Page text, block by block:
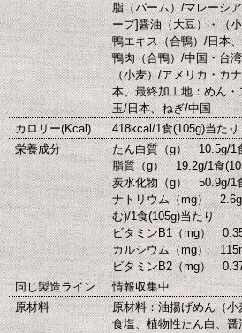
脂（パーム）/マレーシ
ープ]醤油（大豆）・（
鴨エキス（合鴨）/日本
鴨肉（合鴨）/中国・台
（小麦）/アメリカ・カ
本、最終加工地：めん
玉/日本、ねぎ/中国
カロリー(Kcal)
418kcal/1食(105g)当たり
栄養成分
たん白質（g） 10.5g/1
脂質（g） 19.2g/1食
炭水化物（g） 50.9g/1
ナトリウム（mg）
む)/1食(105g)当たり
ビタミンB1（mg）
カルシウム（mg）
ビタミンB2（mg）
同じ製造ライン
情報収集中
原材料
原材料：油揚げめん（
食塩、植物性たん白、